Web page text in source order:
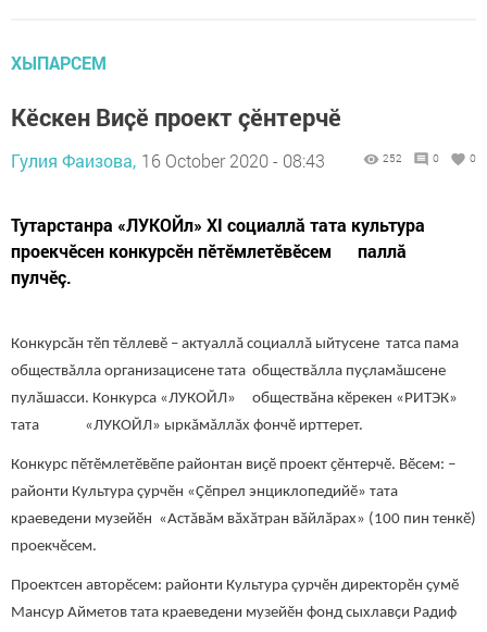
ХЫПАРСЕМ
Кӗскен Виҫӗ проект çӗнтерчӗ
Гулия Фаизова, 16 October 2020 - 08:43 252 0 0
Тутарстанра «ЛУКОЙл» ХI социаллӑ тата культура
проекчӗсен конкурсӗн пӗтӗмлетӗвӗсем паллӑ
пулчӗç.
Конкурсӑн тӗп тӗллевӗ – актуаллă социаллă ыйтусене татса пама
обществăлла организацисене тата обществăлла пуçламăшсене
пулӑшасси. Конкурса «ЛУКОЙЛ» обществӑна кӗрекен «РИТЭК»
тата «ЛУКОЙЛ» ыркăмăллăх фончӗ ирттерет.
Конкурс пӗтӗмлетӗвӗпе районтан виҫӗ проект ҫӗнтерчӗ. Вӗсем: –
районти Культура çурчӗн «Ҫӗпрел энциклопедийӗ» тата
краеведени музейӗн «Астăвăм вӑхӑтран вӑйлӑрах» (100 пин тенкӗ)
проекчӗсем.
Проектсен авторӗсем: районти Культура çурчӗн директорӗн ҫумӗ
Мансур Айметов тата краеведени музейӗн фонд сыхлавҫи Радиф